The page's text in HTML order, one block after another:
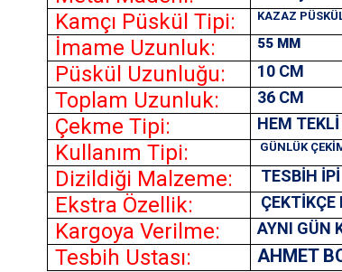
Kamçı Püskül Tipi: KAZAZ
İmame Uzunluk: 55 MM
Püskül Uzunluğu: 10 CM
Toplam Uzunluk: 36 CM
Çekme Tipi: HEM
Kullanım Tipi: GÜNLÜK
Dizildiği Malzeme: TESBİH İPİ
Ekstra Özellik: ÇEKTİKÇE
Kargoya Verilme: AYNI GÜN
Tesbih Ustası: AHMET